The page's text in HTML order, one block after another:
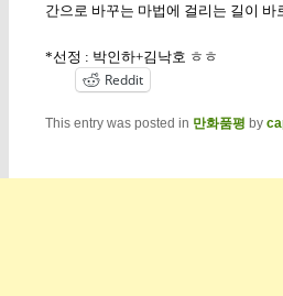
간으로 바꾸는 마법에 걸리는 길이 바
*선정 : 박인하+김낙호 ㅎㅎ
Reddit
This entry was posted in 만화품평 by